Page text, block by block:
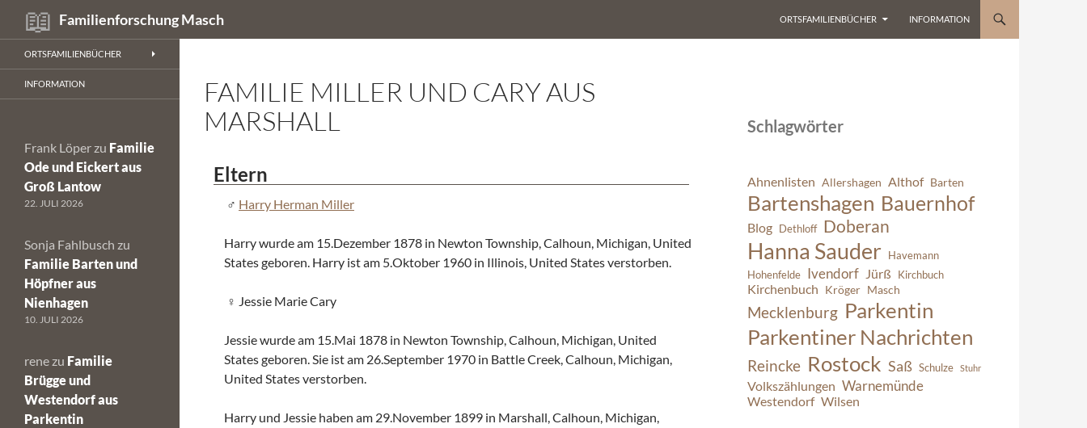
Inhalt
springen
Familienforschung Masch
Suchen
ORTSFAMILIENBÜCHER INFORMATION
FAMILIE MILLER UND CARY AUS
MARSHALL
Eltern
Harry Herman Miller
Harry wurde am 15.Dezember 1878 in Newton Township, Calhoun, Michigan, United
States geboren. Harry ist am 5.Oktober 1960 in Illinois, United States verstorben.
Jessie Marie Cary
Jessie wurde am 15.Mai 1878 in Newton Township, Calhoun, Michigan, United
States geboren. Sie ist am 26.September 1970 in Battle Creek, Calhoun, Michigan,
United States verstorben.
Harry und Jessie haben am 29.November 1899 in Marshall, Calhoun, Michigan,
Schlagwörter
Ahnenlisten Allershagen Althof Barten
Bartenshagen Bauernhof
Blog Dethloff Doberan
Hanna Sauder
Havemann
Hohenfelde Ivendorf Jürß Kirchbuch
Kirchenbuch Kröger Masch
Mecklenburg Parkentin
Parkentiner Nachrichten
Reincke Rostock Saß Schulze Stuhr
Volkszählungen Warnemünde
Westendorf Wilsen
ORTSFAMILIENBÜCHER
INFORMATION
Frank Löper zu Familie
Ode und Eickert aus
Groß Lantow
22. JULI 2026
Sonja Fahlbusch zu
Familie Barten und
Höpfner aus
Nienhagen
10. JULI 2026
rene zu Familie
Brügge und
Westendorf aus
Parkentin